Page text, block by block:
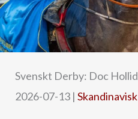
Svenskt Derby: Doc
2026-07-13 |